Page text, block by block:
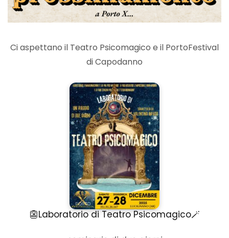
Ci aspettano il Teatro Psicomagico e il PortoFestival
di Capodanno
👺Laboratorio di Teatro Psicomagico🪄